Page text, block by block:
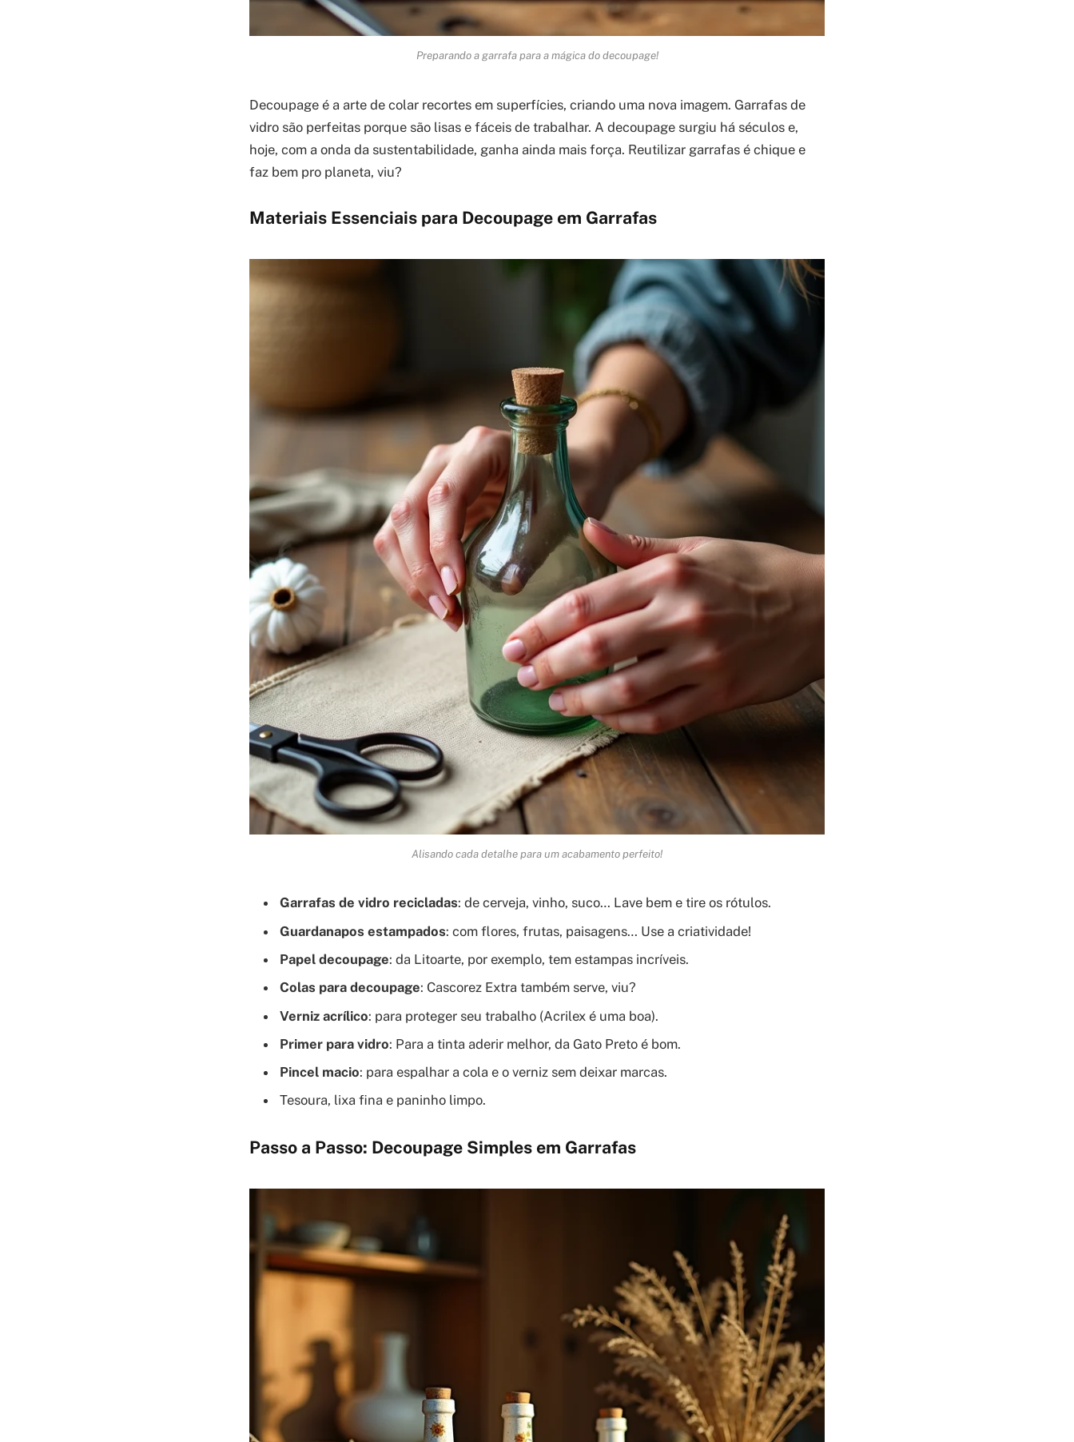
Preparando a garrafa para a mágica do decoupage!
Decoupage é a arte de colar recortes em superfícies, criando uma nova imagem. Garrafas de
vidro são perfeitas porque são lisas e fáceis de trabalhar. A decoupage surgiu há séculos e,
hoje, com a onda da sustentabilidade, ganha ainda mais força. Reutilizar garrafas é chique e
faz bem pro planeta, viu?
Materiais Essenciais para Decoupage em Garrafas
Alisando cada detalhe para um acabamento perfeito!
Garrafas de vidro recicladas: de cerveja, vinho, suco… Lave bem e tire os rótulos.
Guardanapos estampados: com flores, frutas, paisagens… Use a criatividade!
Papel decoupage: da Litoarte, por exemplo, tem estampas incríveis.
Colas para decoupage: Cascorez Extra também serve, viu?
Verniz acrílico: para proteger seu trabalho (Acrilex é uma boa).
Primer para vidro: Para a tinta aderir melhor, da Gato Preto é bom.
Pincel macio: para espalhar a cola e o verniz sem deixar marcas.
Tesoura, lixa fina e paninho limpo.
Passo a Passo: Decoupage Simples em Garrafas